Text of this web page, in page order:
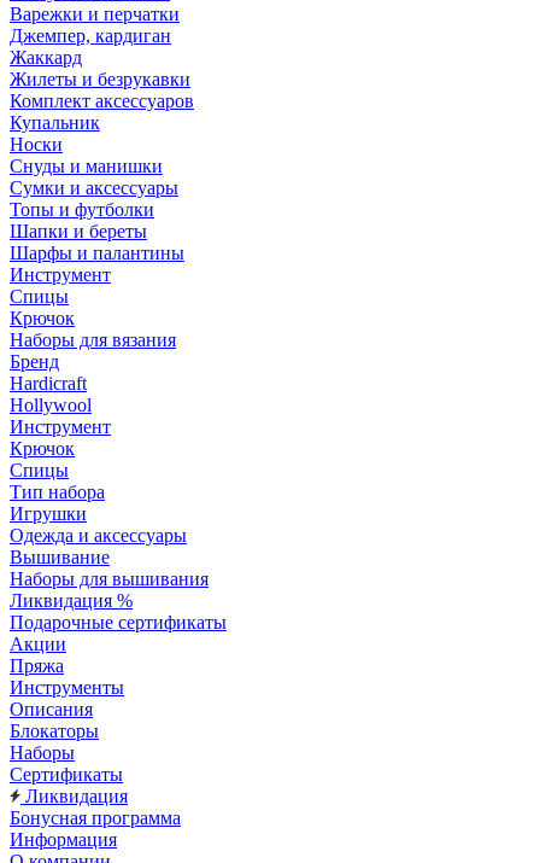
Варежки и перчатки
Джемпер, кардиган
Жаккард
Жилеты и безрукавки
Комплект аксессуаров
Купальник
Носки
Снуды и манишки
Сумки и аксессуары
Топы и футболки
Шапки и береты
Шарфы и палантины
Инструмент
Спицы
Крючок
Наборы для вязания
Бренд
Hardicraft
Hollywool
Инструмент
Крючок
Спицы
Тип набора
Игрушки
Одежда и аксессуары
Вышивание
Наборы для вышивания
Ликвидация %
Подарочные сертификаты
Акции
Пряжа
Инструменты
Описания
Блокаторы
Наборы
Сертификаты
Ликвидация
Бонусная программа
Информация